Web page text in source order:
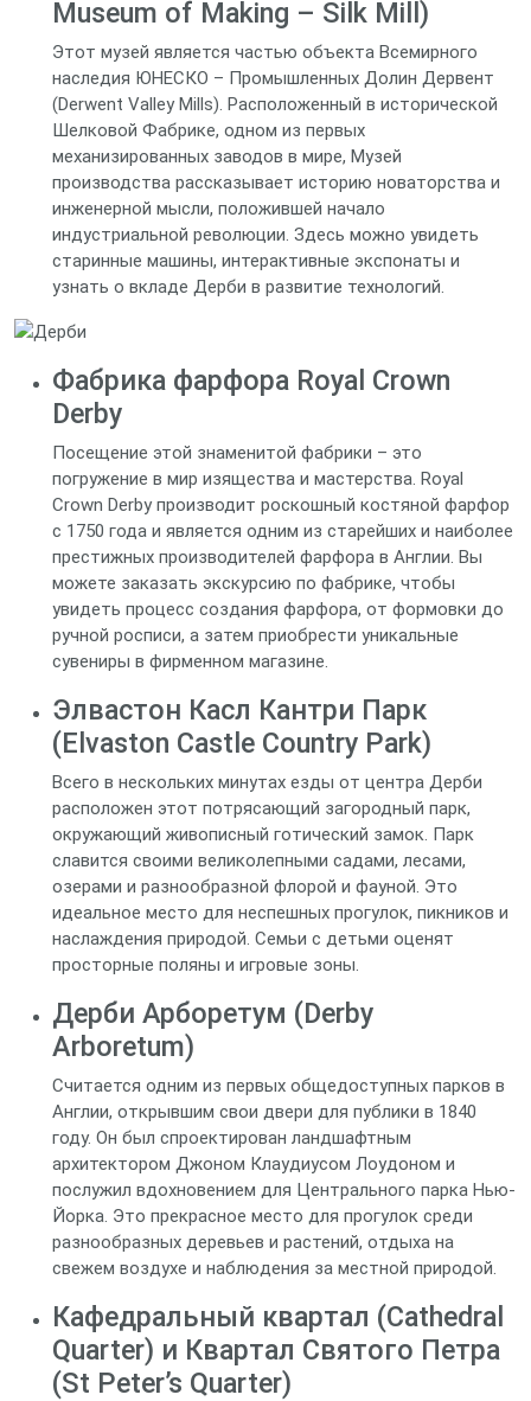
Museum of Making – Silk Mill)
Этот музей является частью объекта Всемирного
наследия ЮНЕСКО – Промышленных Долин Дервент
(Derwent Valley Mills). Расположенный в исторической
Шелковой Фабрике, одном из первых
механизированных заводов в мире, Музей
производства рассказывает историю новаторства и
инженерной мысли, положившей начало
индустриальной революции. Здесь можно увидеть
старинные машины, интерактивные экспонаты и
узнать о вкладе Дерби в развитие технологий.
Фабрика фарфора Royal Crown
Derby
Посещение этой знаменитой фабрики – это
погружение в мир изящества и мастерства. Royal
Crown Derby производит роскошный костяной фарфор
с 1750 года и является одним из старейших и наиболее
престижных производителей фарфора в Англии. Вы
можете заказать экскурсию по фабрике, чтобы
увидеть процесс создания фарфора, от формовки до
ручной росписи, а затем приобрести уникальные
сувениры в фирменном магазине.
Элвастон Касл Кантри Парк
(Elvaston Castle Country Park)
Всего в нескольких минутах езды от центра Дерби
расположен этот потрясающий загородный парк,
окружающий живописный готический замок. Парк
славится своими великолепными садами, лесами,
озерами и разнообразной флорой и фауной. Это
идеальное место для неспешных прогулок, пикников и
наслаждения природой. Семьи с детьми оценят
просторные поляны и игровые зоны.
Дерби Арборетум (Derby
Arboretum)
Считается одним из первых общедоступных парков в
Англии, открывшим свои двери для публики в 1840
году. Он был спроектирован ландшафтным
архитектором Джоном Клаудиусом Лоудоном и
послужил вдохновением для Центрального парка Нью-
Йорка. Это прекрасное место для прогулок среди
разнообразных деревьев и растений, отдыха на
свежем воздухе и наблюдения за местной природой.
Кафедральный квартал (Cathedral
Quarter) и Квартал Святого Петра
(St Peter’s Quarter)